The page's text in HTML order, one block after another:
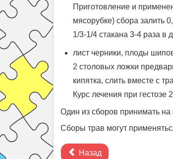
Приготовление и
мясорубке) сбора залить
1/3-1/4 стакана 3-4 раза в
лист черники, плоды
2 столовых ложки
кипятка, слить вместе с
Курс лечения при гестозе
Один из сборов принимать
Сборы трав могут
Назад